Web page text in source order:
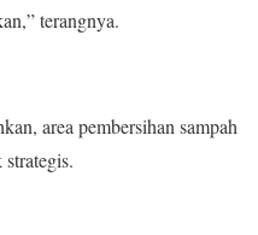
terangnya.
area pembersihan sampah